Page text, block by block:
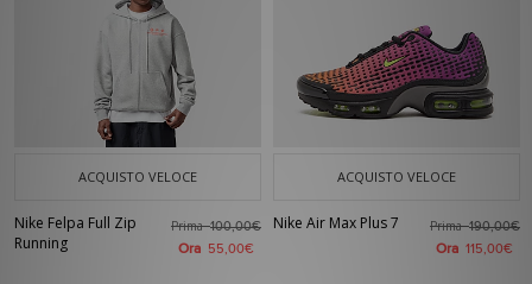
ACQUISTO VELOCE
Nike Felpa Full Zip
Running
Prima100,00€
Ora 55,00€
ACQUISTO VELOCE
Nike Air Max Plus 7 Prima190,00€
Ora 115,00€